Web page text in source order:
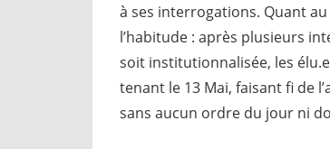
à ses interrogations. Quant
l’habitude : après plusieurs
soit institutionnalisée, les
tenant le 13 Mai, faisant fi de
sans aucun ordre du jour ni